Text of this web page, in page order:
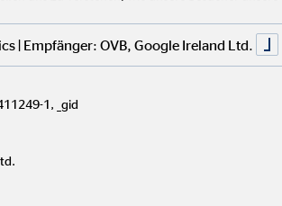
Daten
Netzwerken
Funktionen sowie Inhalte
der
| Empfänger: OVB, Google Ireland Ltd.
1, _gid